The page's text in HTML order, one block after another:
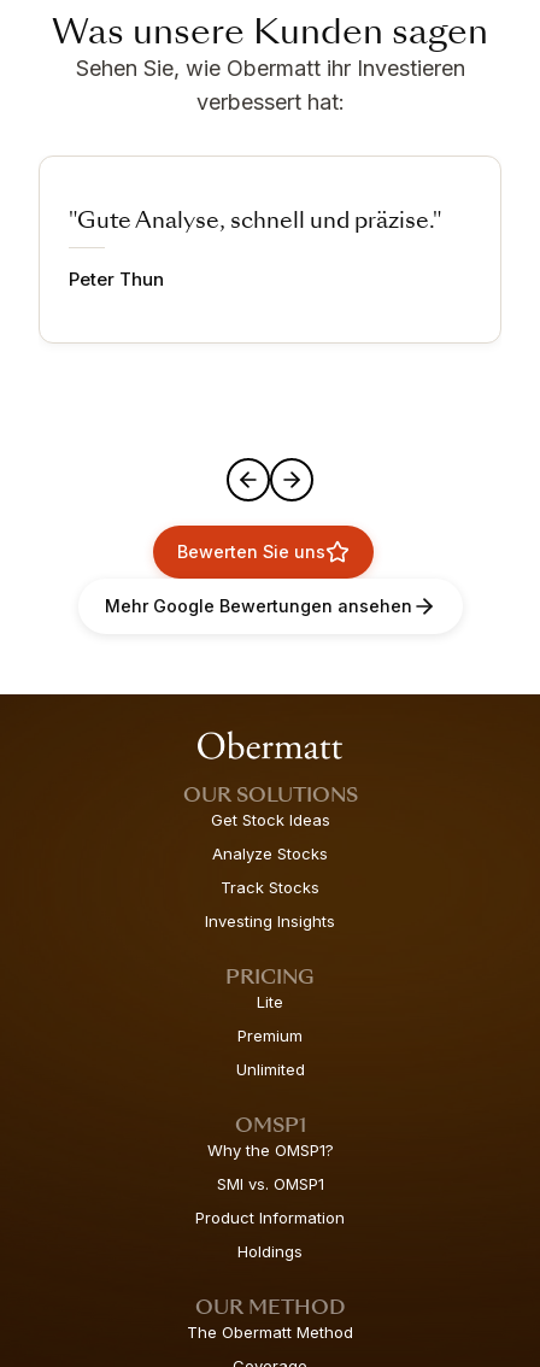
Was unsere Kunden sagen
Sehen Sie, wie Obermatt ihr Investieren
verbessert hat:
"Gute Analyse, schnell und präzise."
Peter Thun
Bewerten Sie uns
Mehr Google Bewertungen ansehen
OUR SOLUTIONS
Get Stock Ideas
Analyze Stocks
Track Stocks
Investing Insights
PRICING
Lite
Premium
Unlimited
OMSP1
Why the OMSP1?
SMI vs. OMSP1
Product Information
Holdings
OUR METHOD
The Obermatt Method